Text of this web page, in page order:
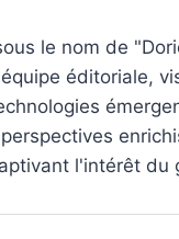
le nom de
éditoriale,
l'intérêt du